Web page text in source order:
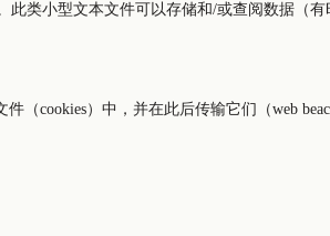
此类小型文本文件可以存储和/或查阅数据（